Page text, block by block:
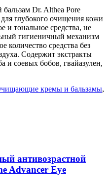
Dr. Althea Pore
глубокого очищения кожи
и тональное средства, не
гигиеничный механизм
количество средства без
Содержит экстракты
и соевых бобов, гвайазулен,
кремы и бальзамы,
антивозрастной
Advancer Eye